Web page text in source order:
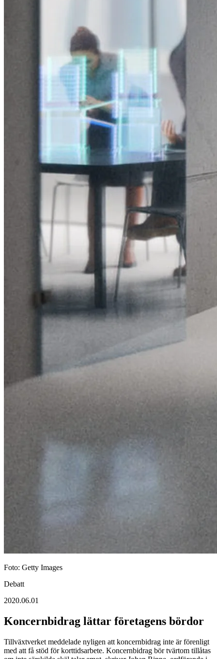
Foto: Getty Images
Debatt
2020.06.01
Koncernbidrag lättar företagens bördor
Tillväxtverket meddelade nyligen att koncernbidrag inte är förenligt
med att få stöd för korttidsarbete. Koncernbidrag bör tvärtom tillåtas